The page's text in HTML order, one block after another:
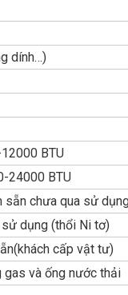
dính…)
BTU
24000 BTU
sẵn chưa qua sử
dụng (thổi Ni tơ)
cấp vật tư)
gas và ống nước thải